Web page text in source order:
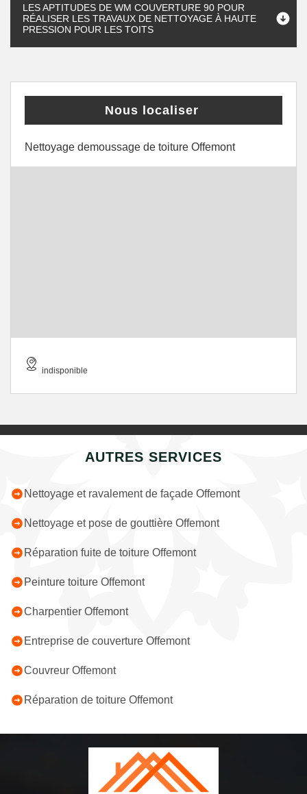
LES APTITUDES DE WM COUVERTURE 90 POUR
RÉALISER LES TRAVAUX DE NETTOYAGE À HAUTE
PRESSION POUR LES TOITS
Nous localiser
Nettoyage demoussage de toiture Offemont
indisponible
AUTRES SERVICES
Nettoyage et ravalement de façade Offemont
Nettoyage et pose de gouttière Offemont
Réparation fuite de toiture Offemont
Peinture toiture Offemont
Charpentier Offemont
Entreprise de couverture Offemont
Couvreur Offemont
Réparation de toiture Offemont